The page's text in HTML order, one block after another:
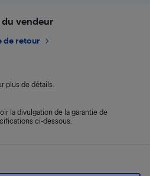
vendeur
de retour
plus de détails.
la divulgation de la garantie de
ci-dessous.